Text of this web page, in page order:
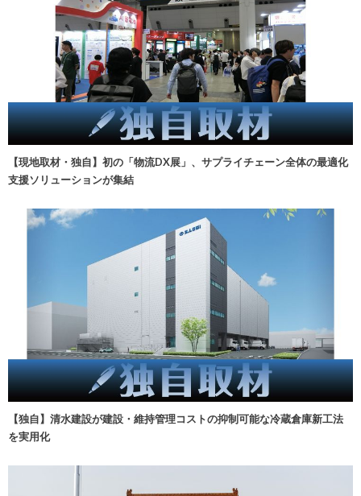
【現地取材・独自】初の「物流DX展」、サプライチェーン全体の最適化
支援ソリューションが集結
【独自】清水建設が建設・維持管理コストの抑制可能な冷蔵倉庫新工法
を実用化